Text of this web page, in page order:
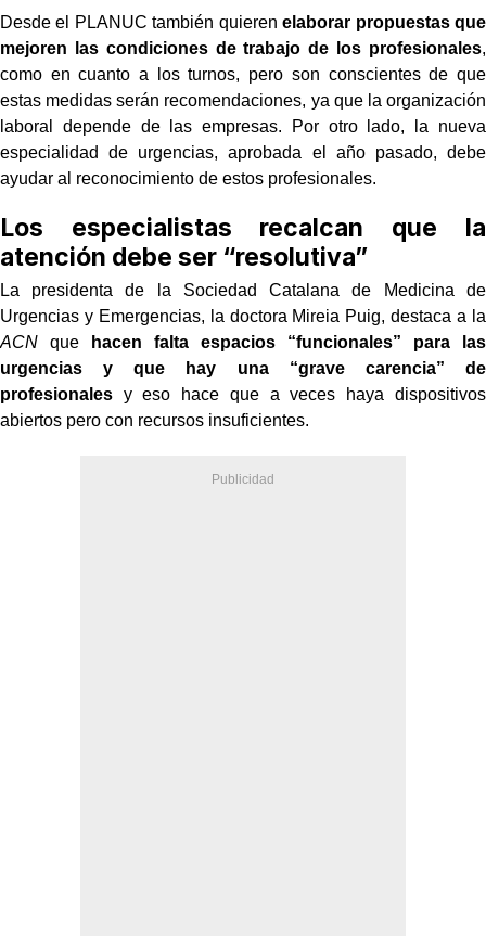
Desde el PLANUC también quierenelaborar propuestas que
mejoren las condiciones de trabajo de los profesionales,
como en cuanto a los turnos, pero son conscientes de que
estas medidas serán recomendaciones, ya que la organización
laboral depende de las empresas. Por otro lado, la nueva
especialidad de urgencias, aprobada el año pasado, debe
ayudar al reconocimiento de estos profesionales.
Los especialistas recalcan que la
atención debe ser “resolutiva”
La presidenta de la Sociedad Catalana de Medicina de
Urgencias y Emergencias, la doctora Mireia Puig, destaca a la
ACN que hacen falta espacios “funcionales” para las
urgencias y que hay una “grave carencia” de
profesionales y eso hace que a veces haya dispositivos
abiertos pero con recursos insuficientes.